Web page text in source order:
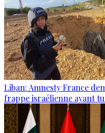
Liban: Amnesty France
frappe israélienne ayant